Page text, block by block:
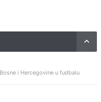
i Hercegovine u fudbalu